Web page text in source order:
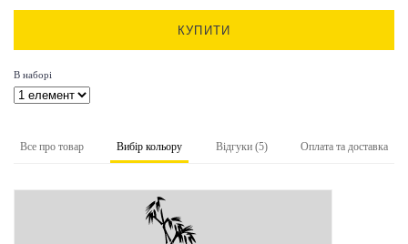
КУПИТИ
В наборі
Все про товар Вибір кольору Відгуки (5) Оплата та доставка